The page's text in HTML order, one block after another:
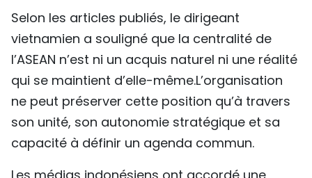
​Selon les articles publiés, le dirigeant
vietnamien a souligné que la centralité de
l’ASEAN n’est ni un acquis naturel ni une réalité
qui se maintient d’elle-même.L’organisation
ne peut préserver cette position qu’à travers
son unité, son autonomie stratégique et sa
capacité à définir un agenda commun.